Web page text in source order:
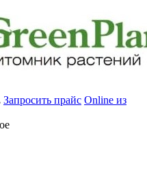
Запросить прайс Online из